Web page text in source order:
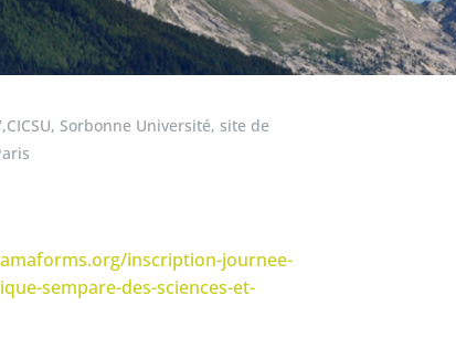
Sorbonne Université, site de
inscription-journee-
sempare-des-sciences-et-